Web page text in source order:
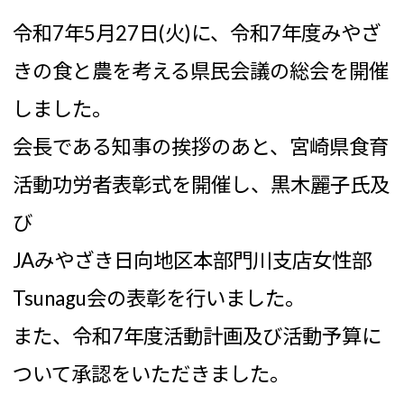
令和7年5月27日(火)に、令和7年度みやざ
きの食と農を考える県民会議の総会を開催
しました。
会長である知事の挨拶のあと、宮崎県食育
活動功労者表彰式を開催し、黒木麗子氏及
び
JAみやざき日向地区本部門川支店女性部
Tsunagu会の表彰を行いました。
また、令和7年度活動計画及び活動予算に
ついて承認をいただきました。